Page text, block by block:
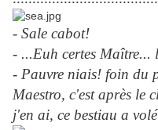
- Sale cabot!
- ...Euh certes Maître...
- Pauvre niais! foin du
Maestro, c'est après le
j'en ai, ce bestiau a